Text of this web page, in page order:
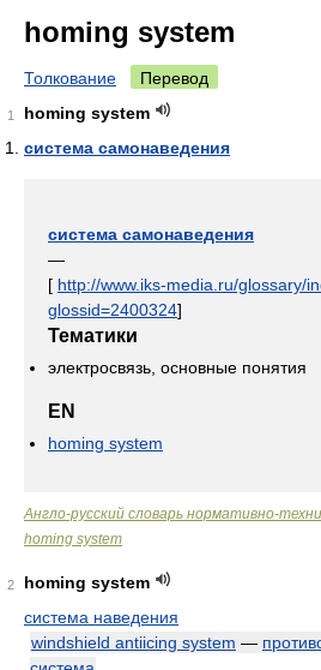
homing system
Толкование Перевод
1
homing system
система самонаведения
система самонаведения
—
[ http://www.iks-media.ru/glossary/
glossid=2400324]
Тематики
электросвязь, основные понятия
EN
homing system
Англо-русский словарь нормативно-
homing system
2
homing system
система наведения
windshield antiicing system —